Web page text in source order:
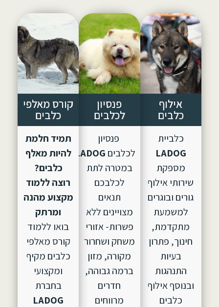
אילוף
כלבים
כלביית
LADOG
מספקת
שירותי אילוף
גורים ובוגרים
למשמעת
מתקדמת,
חינוך, פתרון
בעיות
התנהגות
ובנוסף אילוף
כלבים
פנסיון
לכלבים
פנסיון
לכלבים LADOG, הוקם
במטרה לתת
לכלבכם
תנאים
מצויינים ללא
פשרות- אזורי
משחק ושחרור
מקורה, מזון
ברמה גבוהה,
חדרים
מרווחים
קורס מאלפי
כלבים
תמיד חלמת
להיות מאלף
כלבים?
רוצה ללמוד
מקצוע מהנה
ומרתק
בואו ללמוד
קורס מאלפי
כלבים מקיף
ומקצועי
בחברת
LADOG